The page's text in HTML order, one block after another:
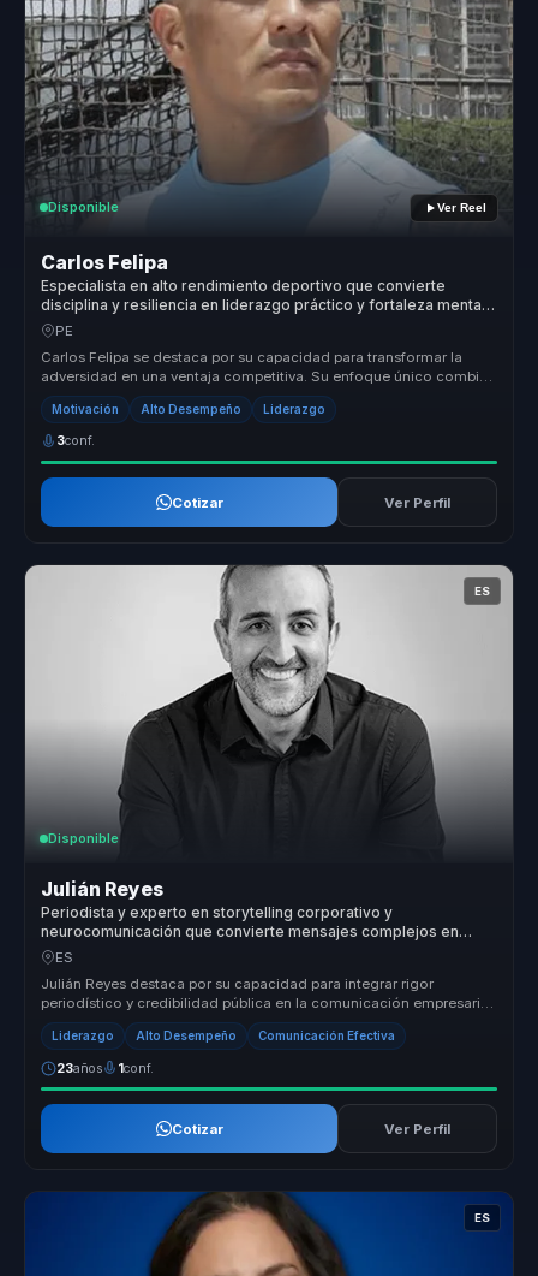
Disponible Ver Reel
Carlos Felipa
Especialista en alto rendimiento deportivo que convierte
disciplina y resiliencia en liderazgo práctico y fortaleza mental
para equipos.
PE
Carlos Felipa se destaca por su capacidad para transformar la
adversidad en una ventaja competitiva. Su enfoque único combina
la discipli...
Motivación Alto Desempeño Liderazgo
3conf.
Cotizar Ver Perfil
ES
Disponible
Julián Reyes
Periodista y experto en storytelling corporativo y
neurocomunicación que convierte mensajes complejos en
claridad e impacto mediático para líderes.
ES
Julián Reyes destaca por su capacidad para integrar rigor
periodístico y credibilidad pública en la comunicación empresarial.
Su metodolo...
Liderazgo Alto Desempeño Comunicación Efectiva
23años 1conf.
Cotizar Ver Perfil
ES